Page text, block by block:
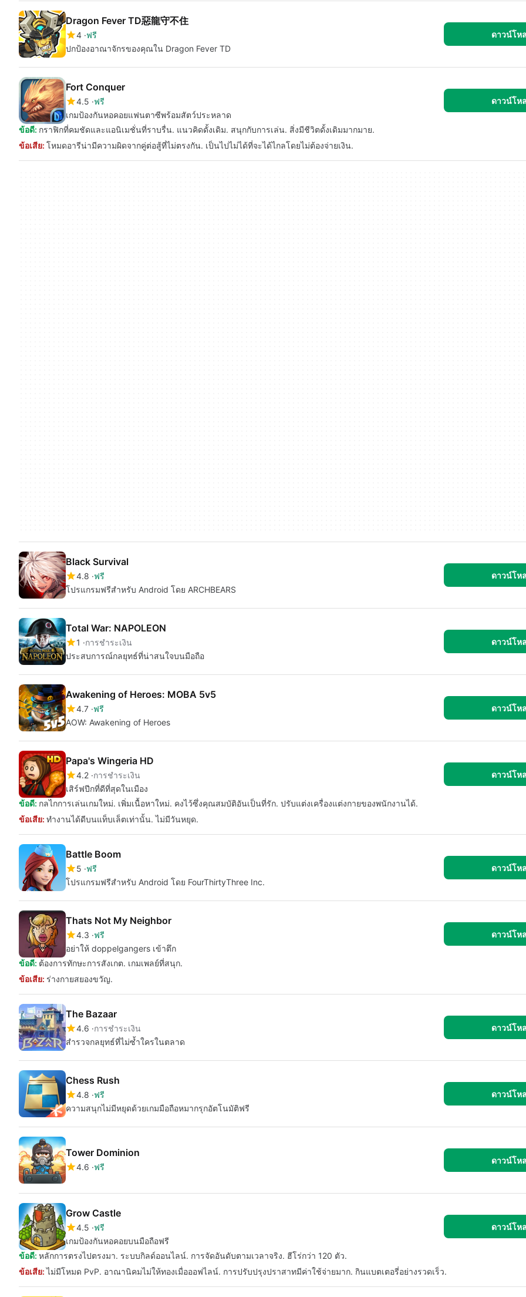
Dragon Fever TD惡龍守不住
4 ฟรี
ปกป้องอาณาจักรของคุณใน Dragon Fever TD
ดาวน์โห
Fort Conquer
4.5 ฟรี
เกมป้องกันหอคอยแฟนตาซีพร้อมสัตว์ประหลาด
ดาวน์โห
ข้อดี: กราฟิกที่คมชัดและแอนิเมชั่นที่ราบรื่น. แนวคิดดั้งเดิม. สนุกกับการเล่น. สิ่งมีชีวิตดั้งเดิมมากมาย.
ข้อเสีย: โหมดอารีน่ามีความผิดจากคู่ต่อสู้ที่ไม่ตรงกัน. เป็นไปไม่ได้ที่จะได้ไกลโดยไม่ต้องจ่ายเงิน.
Black Survival
4.8 ฟรี
โปรแกรมฟรีสำหรับ Android โดย ARCHBEARS
ดาวน์โห
Total War: NAPOLEON
1
การชำระเงิน
ประสบการณ์กลยุทธ์ที่น่าสนใจบนมือถือ
ดาวน์โห
Awakening of Heroes: MOBA 5v5
4.7 ฟรี
AOW: Awakening of Heroes
ดาวน์โห
Papa's Wingeria HD
4.2 การชำระเงิน
เสิร์ฟปีกที่ดีที่สุดในเมือง
ดาวน์โห
ข้อดี: กลไกการเล่นเกมใหม่. เพิ่มเนื้อหาใหม่. คงไว้ซึ่งคุณสมบัติอันเป็นที่รัก. ปรับแต่งเครื่องแต่งกายของพนักงานได้.
ข้อเสีย: ทำงานได้ดีบนแท็บเล็ตเท่านั้น. ไม่มีวันหยุด.
Battle Boom
5 ฟรี
โปรแกรมฟรีสำหรับ Android โดย FourThirtyThree Inc.
ดาวน์โห
Thats Not My Neighbor
4.3 ฟรี
อย่าให้ doppelgangers เข้าตึก
ดาวน์โห
ข้อดี: ต้องการทักษะการสังเกต. เกมเพลย์ที่สนุก.
ข้อเสีย: ร่างกายสยองขวัญ.
The Bazaar
4.6 การชำระเงิน
สำรวจกลยุทธ์ที่ไม่ซ้ำใครในตลาด
ดาวน์โห
Chess Rush
4.8 ฟรี
ความสนุกไม่มีหยุดด้วยเกมมือถือหมากรุกอัตโนมัติฟรี
ดาวน์โห
Tower Dominion
4.6 ฟรี
ดาวน์โห
Grow Castle
4.5 ฟรี
เกมป้องกันหอคอยบนมือถือฟรี
ดาวน์โห
ข้อดี: หลักการตรงไปตรงมา. ระบบกิลด์ออนไลน์. การจัดอันดับตามเวลาจริง. ฮีโร่กว่า 120 ตัว.
ข้อเสีย:ไม่มีโหมด PvP. อาณานิคมไม่ให้ทองเมื่อออฟไลน์. การปรับปรุงปราสาทมีค่าใช้จ่ายมาก. กินแบตเตอรี่อย่างรวดเร็ว.